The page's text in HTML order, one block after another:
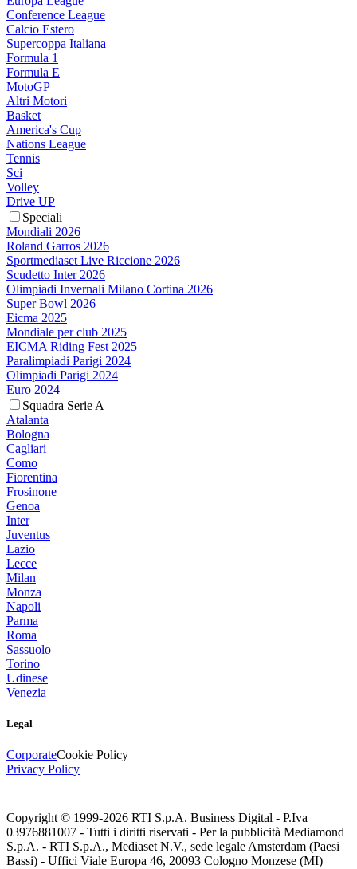
Conference League
Calcio Estero
Supercoppa Italiana
Formula 1
Formula E
MotoGP
Altri Motori
Basket
America's Cup
Nations League
Tennis
Sci
Volley
Drive UP
Speciali
Mondiali 2026
Roland Garros 2026
Sportmediaset Live Riccione 2026
Scudetto Inter 2026
Olimpiadi Invernali Milano Cortina 2026
Super Bowl 2026
Eicma 2025
Mondiale per club 2025
EICMA Riding Fest 2025
Paralimpiadi Parigi 2024
Olimpiadi Parigi 2024
Euro 2024
Squadra Serie A
Atalanta
Bologna
Cagliari
Como
Fiorentina
Frosinone
Genoa
Inter
Juventus
Lazio
Lecce
Milan
Monza
Napoli
Parma
Roma
Sassuolo
Torino
Udinese
Venezia
Legal
CorporateCookie Policy
Privacy Policy
Copyright © 1999-2026 RTI S.p.A. Business Digital - P.Iva
03976881007 - Tutti i diritti riservati - Per la pubblicità Mediamond
S.p.A. - RTI S.p.A., Mediaset N.V., sede legale Amsterdam (Paesi
Bassi) - Uffici Viale Europa 46, 20093 Cologno Monzese (MI)